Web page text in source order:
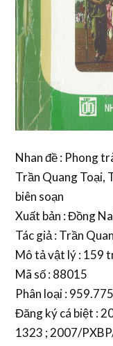
Nhan đề : Phong
Trần Quang Toại,
biên soạn
Xuất bản : Đồng
Tác giả : Trần
Mô tả vật lý : 159
Mã số : 88015
Phân loại :
Đăng ký cá biệt :
1323 ; 2007/